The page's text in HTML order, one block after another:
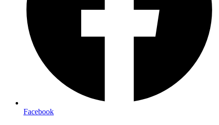
Facebook